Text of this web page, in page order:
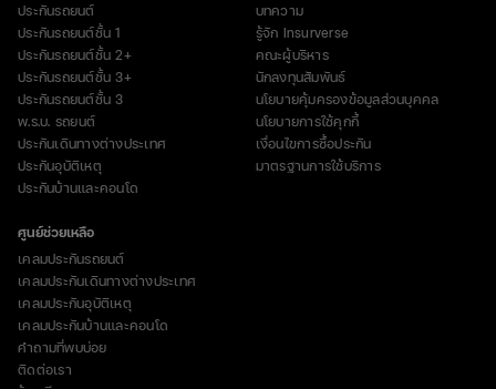
ประกันรถยนต์
ประกันรถยนต์ชั้น 1
ประกันรถยนต์ชั้น 2+
ประกันรถยนต์ชั้น 3+
ประกันรถยนต์ชั้น 3
พ.ร.บ. รถยนต์
ประกันเดินทางต่างประเทศ
ประกันอุบัติเหตุ
ประกันบ้านและคอนโด
บทความ
รู้จัก Insurverse
คณะผู้บริหาร
นักลงทุนสัมพันธ์
นโยบายคุ้มครองข้อมูลส่วนบุคคล
นโยบายการใช้คุกกี้
เงื่อนไขการซื้อประกัน
มาตรฐานการใช้บริการ
ศูนย์ช่วยเหลือ
เคลมประกันรถยนต์
เคลมประกันเดินทางต่างประเทศ
เคลมประกันอุบัติเหตุ
เคลมประกันบ้านและคอนโด
คำถามที่พบบ่อย
ติดต่อเรา